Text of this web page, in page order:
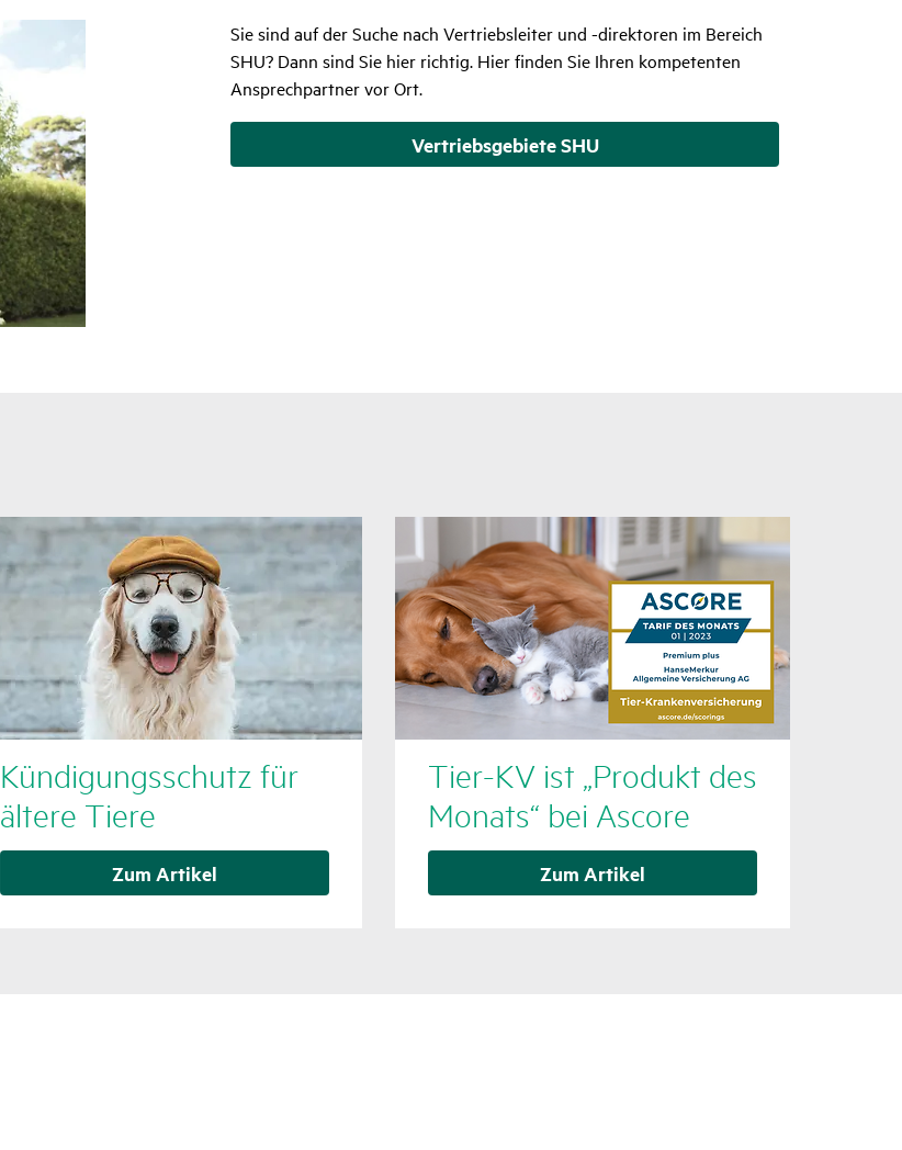
Sie sind auf der Suche nach Vertriebsleiter und -direktoren im Bereich
SHU? Dann sind Sie hier richtig. Hier finden Sie Ihren kompetenten
Ansprechpartner vor Ort.
Vertriebsgebiete SHU
Kündi­gungs­schutz für
ältere Tiere
Zum Artikel
Tier-KV ist „Produkt des
Monats“ bei Ascore
Zum Artikel